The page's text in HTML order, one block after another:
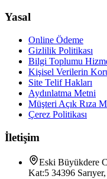
Yasal
Online Ödeme
Gizlilik Politikası
Bilgi Toplumu
Kişisel Verilerin
Site Telif Hakları
Aydınlatma Metni
Müşteri Açık Rıza
Çerez Politikası
İletişim
Eski Büyükdere
Kat:5 34396